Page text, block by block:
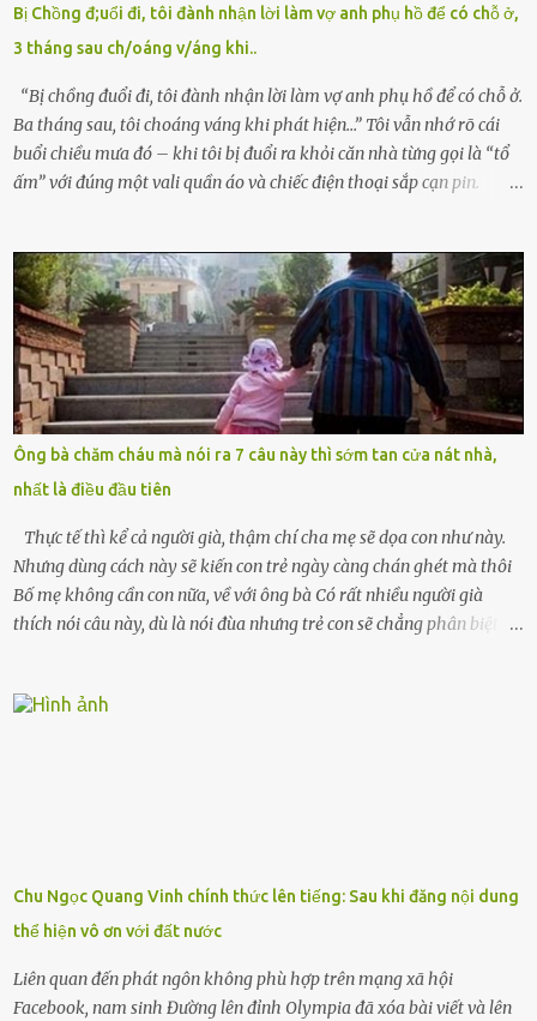
Thiếu úy Nguyễn Thị Mai, một nữ cảnh sát công tác tại địa phương,
tình cờ chứng kiến giây phút bé bị đưa đi trong lặng lẽ. Nét mặt đỏ
hỏn, bàn tay bé xíu co quắp, ...
Bị Chồng đ;uổi đi, tôi đành nhận lời làm vợ anh phụ hồ để có chỗ ở,
3 tháng sau ch/oáng v/áng khi..
“Bị chồng đuổi đi, tôi đành nhận lời làm vợ anh phụ hồ để có chỗ ở.
Ba tháng sau, tôi choáng váng khi phát hiện…” Tôi vẫn nhớ rõ cái
buổi chiều mưa đó – khi tôi bị đuổi ra khỏi căn nhà từng gọi là “tổ
ấm” với đúng một vali quần áo và chiếc điện thoại sắp cạn pin.
cưới cô để có con. Không phải để nuôi một cái thân bất tài chỉ biết
khóc lóc,” anh ta gằn giọng, đẩy mạnh cánh cửa trước mặt tôi.
Tiếng cánh cửa đóng lại, vang lên như một bản án lạnh lùng. Tôi
đứng chết lặng giữa cơn mưa, không biết đi đâu, về đâu. Bố mẹ tôi
mất sớm. Tôi chẳng có anh chị em. Họ hàng cũng thưa thớt, chẳng
ai thân thiết đến mức có thể mở lòng cho tôi tá túc. Bạn bè? Ai cũng
bận rộn với gia đình riêng của họ. Tôi đã từng đặt cược cả thanh
xuân vào người chồng ấy – và giờ, tôi chỉ còn lại chính mình. Tôi lên
chiếc xe buýt cuối ngày, trốn chạy khỏi thành phố và nỗi đau. Tôi v...
Ông bà chăm cháu mà nói ra 7 câu này thì sớm tan cửa nát nhà,
nhất là điều đầu tiên
Thực tế thì kể cả người già, thậm chí cha mẹ sẽ dọa con như này.
Nhưng dùng cách này sẽ kiến con trẻ ngày càng chán ghét mà thôi
Bố mẹ không cần con nữa, về với ông bà Có rất nhiều người già
thích nói câu này, dù là nói đùa nhưng trẻ con sẽ chẳng phân biệt
khuyên nhủ con thật cẩn thận. Nếu cháu không nghe lời, cảnh sát
để được giúp đỡ thì có thể sẽ bỏ lỡ cơ hội và gặp nguy hiểm. Trẻ con
có biết gì đâu Nhiều người cứ coi trẻ còn nhỏ nên dù có phạm sai
lầm, thì họ cũng không trách mắng. Nhưng nếu người lớn tuổi
không dạy con cẩn...
Chu Ngọc Quang Vinh chính thức lên tiếng: Sau khi đăng nội dung
thể hiện vô ơn với đất nước
Liên quan đến phát ngôn không phù hợp trên mạng xã hội
Facebook, nam sinh Đường lên đỉnh Olympia đã xóa bài viết và lên